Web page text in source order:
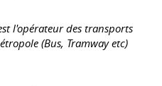
l'opérateur des transports
(Bus, Tramway etc)